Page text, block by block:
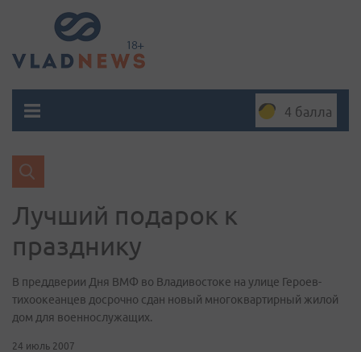
4 балла
Лучший подарок к
празднику
В преддверии Дня ВМФ во Владивостоке на улице Героев-
тихоокеанцев досрочно сдан новый многоквартирный жилой
дом для военнослужащих.
24 июль 2007